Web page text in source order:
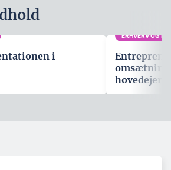
i
ERHVERV OG
omsætning
hovedejer